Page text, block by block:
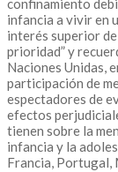
confinamiento
infancia a vivir en
interés superior
prioridad” y
Naciones Unidas,
participación de
espectadores de
efectos
tienen sobre la
infancia y la
Francia, Portugal,